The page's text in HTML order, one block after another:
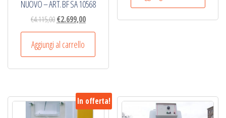
NUOVO – ART. BF SA 10568
€4.115,00Il
prezzo
originale
era:
€4.115,00.
€2.699,00Il
prezzo
è:
€2.699,00.
Aggiungi al carrello
era:
€4.115,00.
è:
€2.699,00.
In offerta!